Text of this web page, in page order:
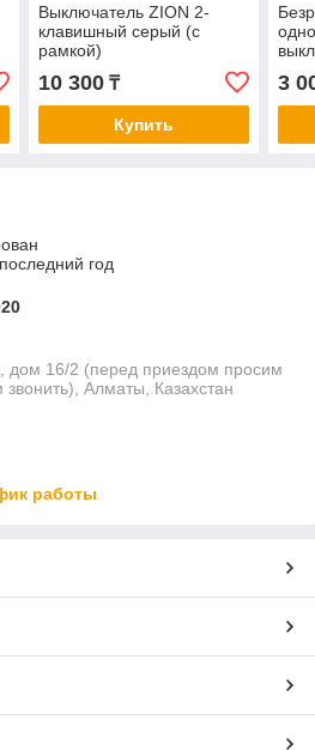
Выключатель ZION 2-
клавишный серый (с
рамкой)
10 300₸
Купить
3
год
дом 16/2 (перед приездом просим
Алматы, Казахстан
работы